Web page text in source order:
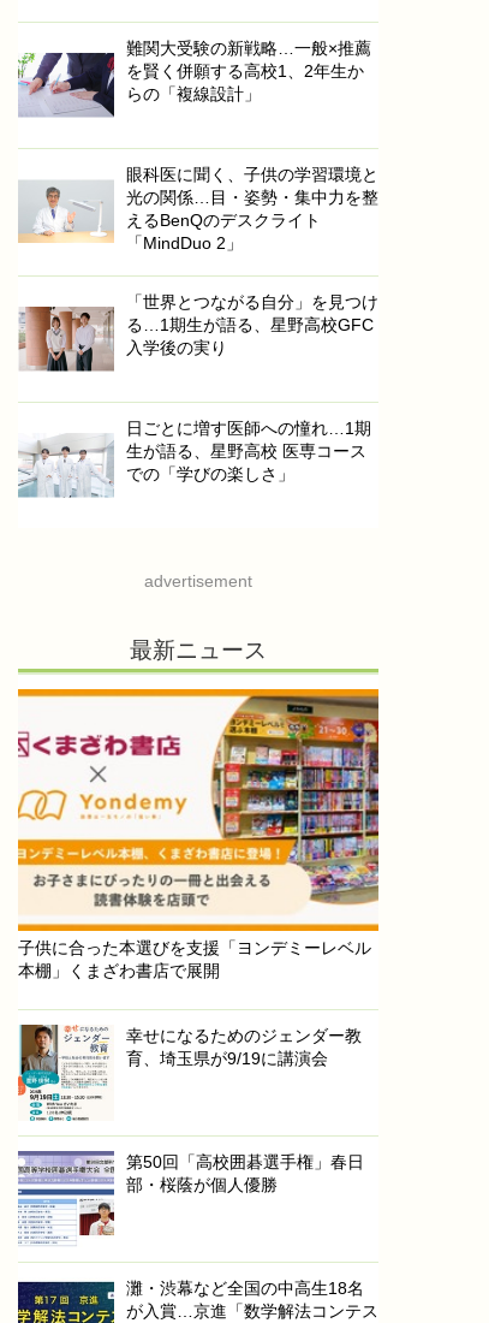
難関大受験の新戦略…一般×推薦
を賢く併願する高校1、2年生か
らの「複線設計」
眼科医に聞く、子供の学習環境と
光の関係…目・姿勢・集中力を整
えるBenQのデスクライト
「MindDuo 2」
「世界とつながる自分」を見つけ
る…1期生が語る、星野高校GFC
入学後の実り
日ごとに増す医師への憧れ…1期
生が語る、星野高校 医専コース
での「学びの楽しさ」
advertisement
最新ニュース
子供に合った本選びを支援「ヨンデミーレベル
本棚」くまざわ書店で展開
幸せになるためのジェンダー教
育、埼玉県が9/19に講演会
第50回「高校囲碁選手権」春日
部・桜蔭が個人優勝
灘・渋幕など全国の中高生18名
が入賞…京進「数学解法コンテス